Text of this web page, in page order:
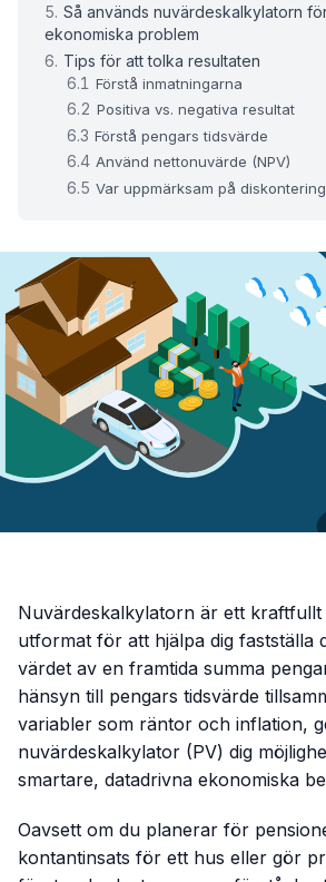
Så används nuvärdeskalkylatorn
ekonomiska problem
Tips för att tolka resultaten
Förstå inmatningarna
Positiva vs. negativa resultat
Förstå pengars tidsvärde
Använd nettonuvärde (NPV)
Var uppmärksam på
Nuvärdeskalkylatorn är ett
utformat för att hjälpa dig fastställa
värdet av en framtida summa
hänsyn till pengars tidsvärde
variabler som räntor och inflation,
nuvärdeskalkylator (PV) dig
smartare, datadrivna ekonomiska
Oavsett om du planerar för
kontantinsats för ett hus eller gör